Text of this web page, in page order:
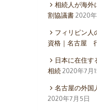
相続人が海外
割協議書2020
フィリピン人
資格｜名古屋
日本に在住す
相続2020年7月
名古屋の外国
2020年7月5日